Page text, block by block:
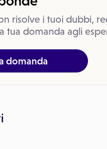
risolve i tuoi dubbi,
tua domanda agli
domanda